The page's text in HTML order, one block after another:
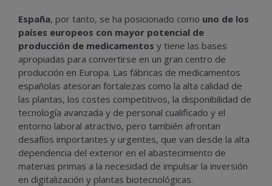
España, por tanto, se ha posicionado como uno de los
países europeos con mayor potencial de
producción de medicamentos y tiene las bases
apropiadas para convertirse en un gran centro de
producción en Europa. Las fábricas de medicamentos
españolas atesoran fortalezas como la alta calidad de
las plantas, los costes competitivos, la disponibilidad de
tecnología avanzada y de personal cualificado y el
entorno laboral atractivo, pero también afrontan
desafíos importantes y urgentes, que van desde la alta
dependencia del exterior en el abastecimiento de
materias primas a la necesidad de impulsar la inversión
en digitalización y plantas biotecnológicas.